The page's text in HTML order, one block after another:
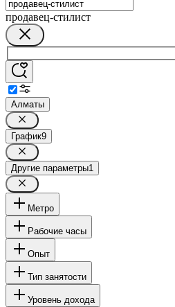
продавец-стилист
Алматы
График9
Другие параметры1
Метро
Рабочие часы
Опыт
Тип занятости
Уровень дохода